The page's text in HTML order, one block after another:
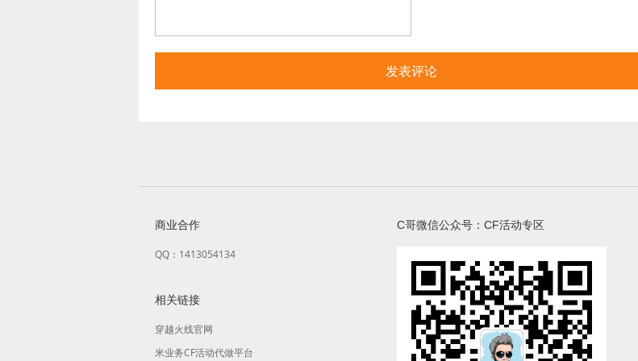
商业合作
QQ：1413054134
相关链接
穿越火线官网
米业务CF活动代做平台
C哥微信公众号：CF活动专区